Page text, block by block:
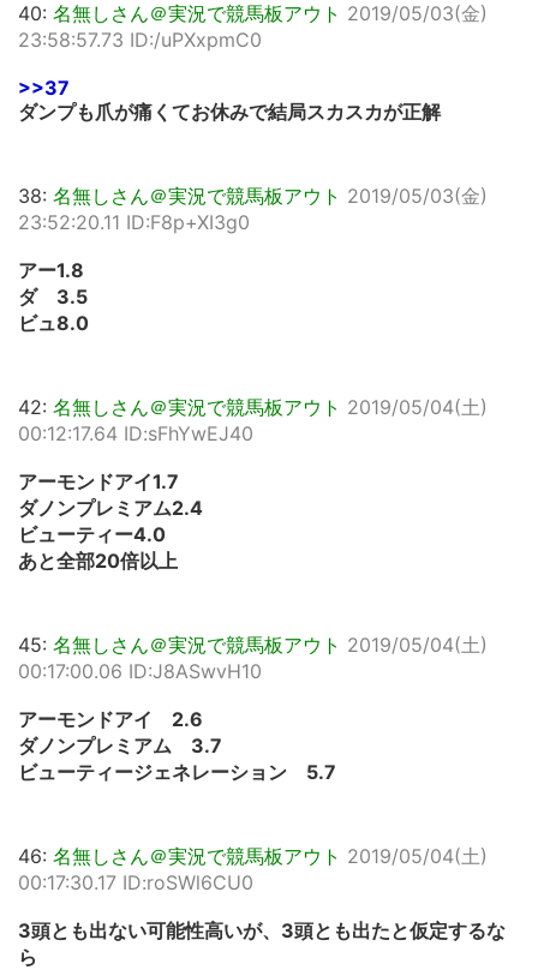
40: 名無しさん＠実況で競馬板アウト 2019/05/03(金)
23:58:57.73 ID:/uPXxpmC0
>>37
ダンプも爪が痛くてお休みで結局スカスカが正解
38: 名無しさん＠実況で競馬板アウト 2019/05/03(金)
23:52:20.11 ID:F8p+XI3g0
アー1.8
ダ 3.5
ビュ8.0
42: 名無しさん＠実況で競馬板アウト 2019/05/04(土)
00:12:17.64 ID:sFhYwEJ40
アーモンドアイ1.7
ダノンプレミアム2.4
ビューティー4.0
あと全部20倍以上
45: 名無しさん＠実況で競馬板アウト 2019/05/04(土)
00:17:00.06 ID:J8ASwvH10
アーモンドアイ 2.6
ダノンプレミアム 3.7
ビューティージェネレーション 5.7
46: 名無しさん＠実況で競馬板アウト 2019/05/04(土)
00:17:30.17 ID:roSWl6CU0
3頭とも出ない可能性高いが、3頭とも出たと仮定するな
ら